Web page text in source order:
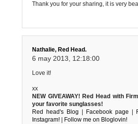
Thank you for your sharing, it is very
Nathalie, Red Head.
6 may 2013, 12:18:00
Love it!
xx
NEW GIVEAWAY! Red Head with
your favorite sunglasses!
Red head's Blog
Facebook page
Instagram!
Follow me on Bloglovin!